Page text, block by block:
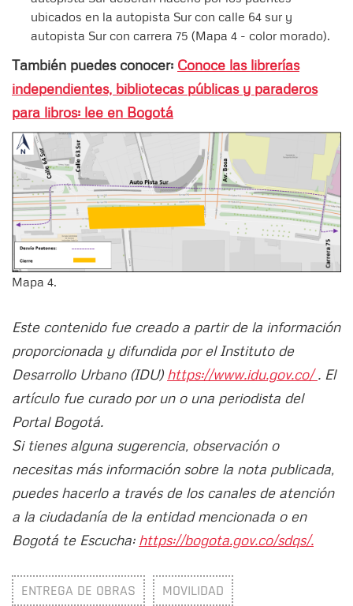
ubicados en la autopista Sur con calle 64 sur y
autopista Sur con carrera 75 (Mapa 4 - color morado).
También puedes conocer: Conoce las librerías
independientes, bibliotecas públicas y paraderos
para libros: lee en Bogotá
Mapa 4.
Este contenido fue creado a partir de la información
proporcionada y difundida por el Instituto de
Desarrollo Urbano (IDU) https://www.idu.gov.co/. El
artículo fue curado por un o una periodista del
Portal Bogotá.
Si tienes alguna sugerencia, observación o
necesitas más información sobre la nota publicada,
puedes hacerlo a través de los canales de atención
a la ciudadanía de la entidad mencionada o en
Bogotá te Escucha: https://bogota.gov.co/sdqs/.
ENTREGA DE OBRAS MOVILIDAD